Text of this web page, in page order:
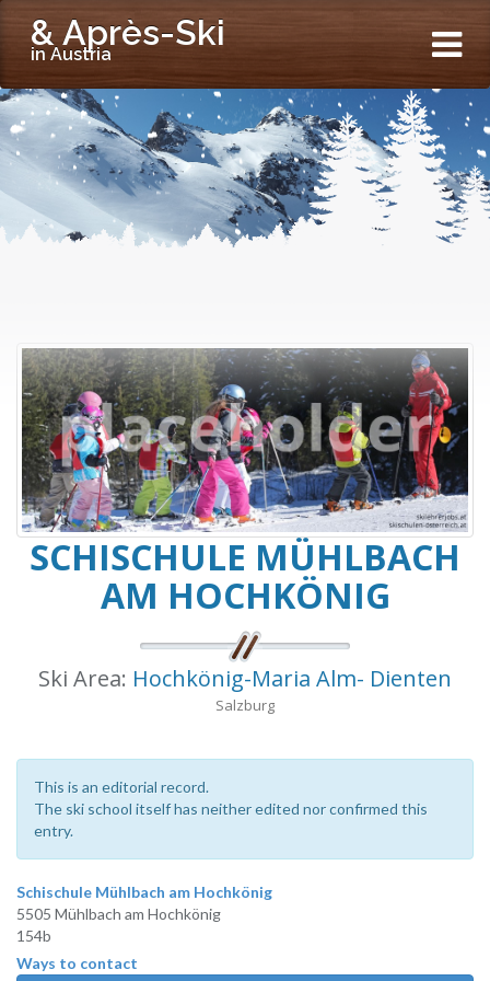
& Après-Ski
in Austria
SCHISCHULE MÜHLBACH
AM HOCHKÖNIG
Ski Area: Hochkönig-Maria Alm- Dienten
Salzburg
This is an editorial record.
The ski school itself has neither edited nor confirmed this
entry.
Schischule Mühlbach am Hochkönig
5505 Mühlbach am Hochkönig
154b
Ways to contact